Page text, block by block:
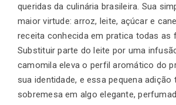
Carrinho
Finalização de
queridas da culinária brasileira. Sua
maior virtude: arroz, leite, açúcar e
receita conhecida em pratica todas as
Substituir parte do leite por uma
camomila eleva o perfil aromático do
sua identidade, e essa pequena
sobremesa em algo elegante,